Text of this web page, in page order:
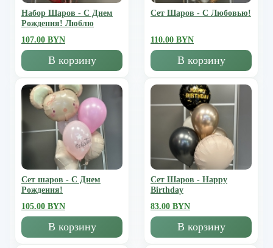
Набор Шаров - С Днем
Рождения! Люблю
107.00 BYN
В корзину
Сет Шаров - С Любовью!
110.00 BYN
В корзину
Сет шаров - С Днем
Рождения!
105.00 BYN
В корзину
Сет Шаров - Happy
Birthday
83.00 BYN
В корзину